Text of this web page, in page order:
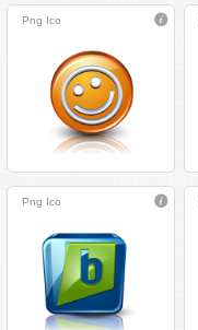
Png Ico
Png Ico